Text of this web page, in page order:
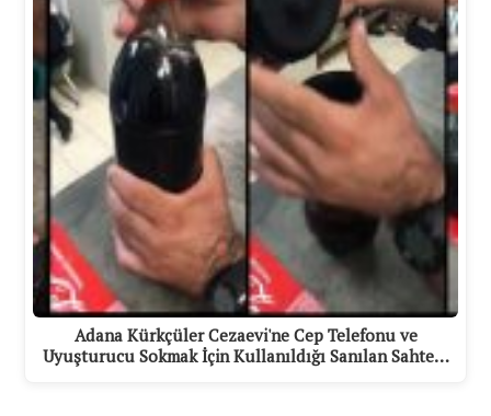
Adana Kürkçüler Cezaevi'ne Cep Telefonu ve
Uyuşturucu Sokmak İçin Kullanıldığı Sanılan Sahte…